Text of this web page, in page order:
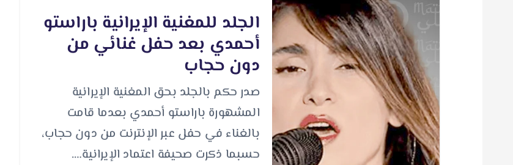
الجلد للمغنية الإيرانية باراستو
أحمدي بعد حفل غنائي من
دون حجاب
‬حسبما‭ ‬ذكرت‭ ‬صحيفة‭ ‬اعتماد‭ ‬الإيرانية‭.…